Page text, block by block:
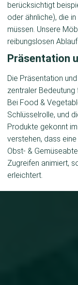
berücksichtigt
oder ähnliche), die
müssen. Unsere
reibungslosen
Präsentation
Die Präsentation
zentraler Bedeutung
Bei Food &
Schlüsselrolle, und
Produkte gekonnt
verstehen, dass
Obst- &
Zugreifen animiert,
erleichtert.